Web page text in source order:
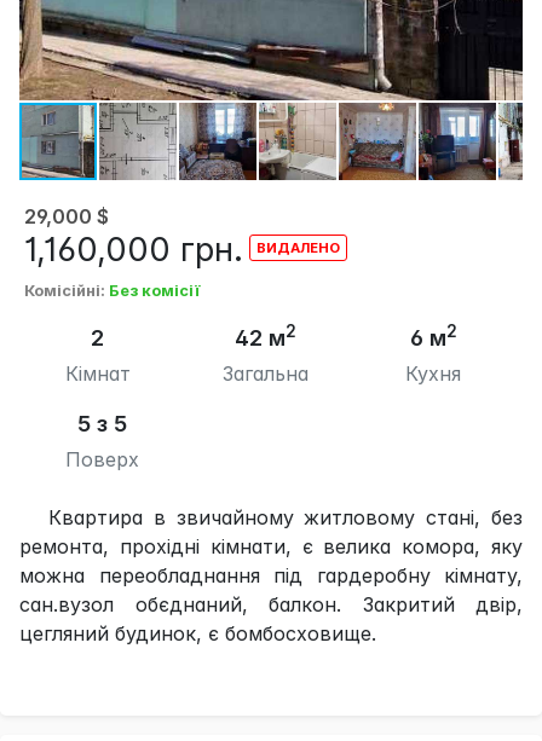
29,000 $
1,160,000 грн.
Комісійні: Без комісії
2
Кімнат
42 м2
Загальна
6 м2
Кухня
5 з 5
Поверх
Квартира в звичайному житловому стані, без
ремонта, прохідні кімнати, є велика комора, яку
можна переобладнання під гардеробну кімнату,
сан.вузол обєднаний, балкон. Закритий двір,
цегляний будинок, є бомбосховище.